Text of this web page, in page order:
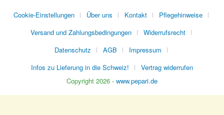
Cookie-Einstellungen Über uns Kontakt
Pflegehinweise
Versand und Zahlungsbedingungen
Widerrufsrecht
Datenschutz
AGB
Impressum
Infos zu Lieferung in die Schweiz!
Vertrag widerrufen
Copyright 2026 - www.pepari.de